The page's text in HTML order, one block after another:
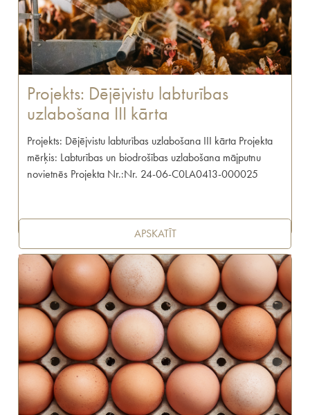
Projekts: Dējējvistu labturības
uzlabošana III kārta
Projekts: Dējējvistu labturības uzlabošana III kārta Projekta
mērķis: Labturības un biodrošības uzlabošana mājputnu
novietnēs Projekta Nr.:Nr. 24-06-C0LA0413-000025
APSKATĪT